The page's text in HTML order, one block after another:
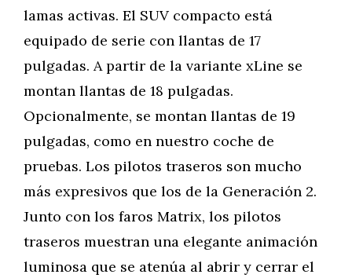
lamas activas. El SUV compacto está
equipado de serie con llantas de 17
pulgadas. A partir de la variante xLine se
montan llantas de 18 pulgadas.
Opcionalmente, se montan llantas de 19
pulgadas, como en nuestro coche de
pruebas. Los pilotos traseros son mucho
más expresivos que los de la Generación 2.
Junto con los faros Matrix, los pilotos
traseros muestran una elegante animación
luminosa que se atenúa al abrir y cerrar el